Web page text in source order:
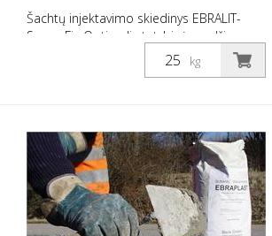
Šachtų injektavimo skiedinys EBRALIT-
Super-Fix Optimali statybinė medžiaga
šulinių pagrindams. Optimalios apdirbimo
sąlygos dėl visada šviežiai pagaminto
visiškai užpildomos siūlės po šachtų
rėmais. Itin greitas apkrovų laikymasis!
Patikrintas daugiau kaip 300 000 šulinių!
Ypatingos savybės: - Ypatybės: labai gerai
apkraunamas - idealios tekėjimo savybės
- nesitraukia - labai greitas kietėjimas -
kg